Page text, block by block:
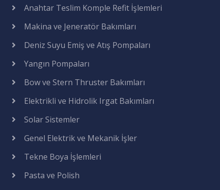
Anahtar Teslim Komple Refit İşlemleri
Makina ve Jeneratör Bakımları
Deniz Suyu Emiş ve Atış Pompaları
Yangın Pompaları
Bow ve Stern Thruster Bakımları
Elektrikli ve Hidrolik Irgat Bakımları
Solar Sistemler
Genel Elektrik ve Mekanik İşler
Tekne Boya İşlemleri
Pasta ve Polish